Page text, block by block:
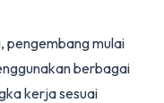
pengembang mulai
berbagai
kerja sesuai